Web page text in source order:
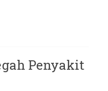
Penyakit